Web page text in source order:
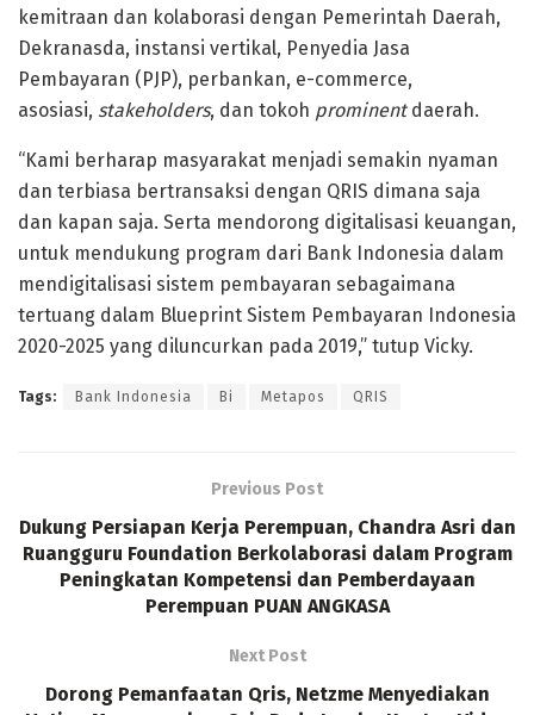
kemitraan dan kolaborasi dengan Pemerintah Daerah,
Dekranasda, instansi vertikal, Penyedia Jasa
Pembayaran (PJP), perbankan, e-commerce,
asosiasi, stakeholders, dan tokoh prominentdaerah.
“Kami berharap masyarakat menjadi semakin nyaman
dan terbiasa bertransaksi dengan QRIS dimana saja
dan kapan saja. Serta mendorong digitalisasi keuangan,
untuk mendukung program dari Bank Indonesia dalam
mendigitalisasi sistem pembayaran sebagaimana
tertuang dalam Blueprint Sistem Pembayaran Indonesia
2020-2025 yang diluncurkan pada 2019,” tutup Vicky.
Tags: Bank Indonesia Bi Metapos QRIS
Previous Post
Dukung Persiapan Kerja Perempuan, Chandra Asri dan
Ruangguru Foundation Berkolaborasi dalam Program
Peningkatan Kompetensi dan Pemberdayaan
Perempuan PUAN ANGKASA
Next Post
Dorong Pemanfaatan Qris, Netzme Menyediakan